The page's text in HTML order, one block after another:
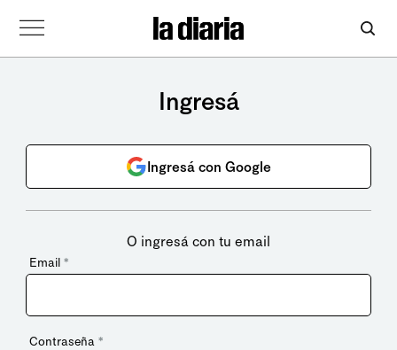
Ingresá
Ingresá con Google
O ingresá con tu email
Email *
Contraseña *